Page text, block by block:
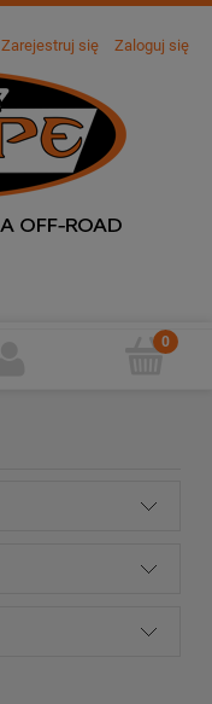
Zarejestruj się Zaloguj się